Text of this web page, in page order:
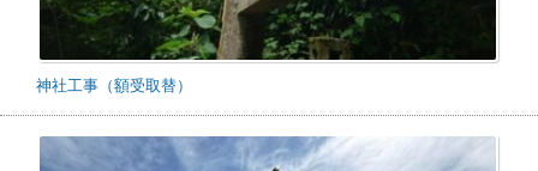
神社工事（額受取替）